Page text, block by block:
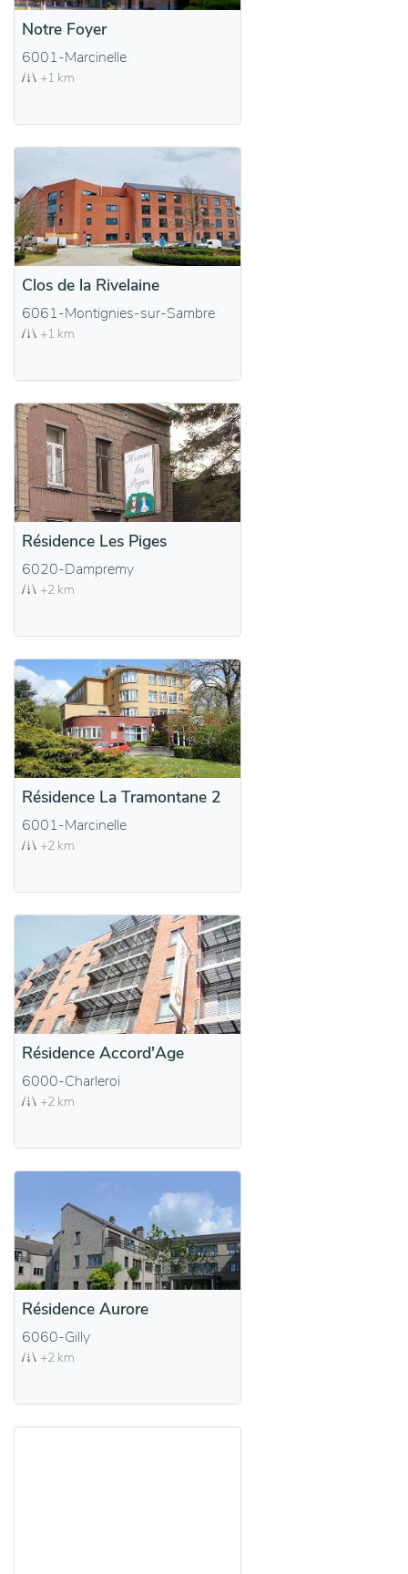
Notre Foyer
6001-Marcinelle
+1 km
Clos de la Rivelaine
6061-Montignies-sur-Sambre
+1 km
Résidence Les Piges
6020-Dampremy
+2 km
Résidence La Tramontane 2
6001-Marcinelle
+2 km
Résidence Accord'Age
6000-Charleroi
+2 km
Résidence Aurore
6060-Gilly
+2 km